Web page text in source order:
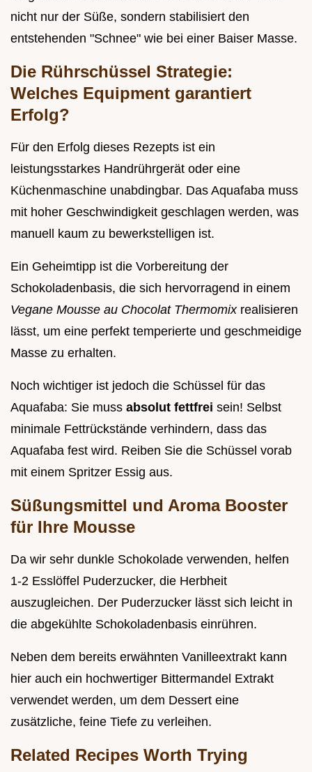
nicht nur der Süße, sondern stabilisiert den
entstehenden "Schnee" wie bei einer Baiser Masse.
Die Rührschüssel Strategie:
Welches Equipment garantiert
Erfolg?
Für den Erfolg dieses Rezepts ist ein
leistungsstarkes Handrührgerät oder eine
Küchenmaschine unabdingbar. Das Aquafaba muss
mit hoher Geschwindigkeit geschlagen werden, was
manuell kaum zu bewerkstelligen ist.
Ein Geheimtipp ist die Vorbereitung der
Schokoladenbasis, die sich hervorragend in einem
Vegane Mousse au Chocolat Thermomix realisieren
lässt, um eine perfekt temperierte und geschmeidige
Masse zu erhalten.
Noch wichtiger ist jedoch die Schüssel für das
Aquafaba: Sie muss absolut fettfrei sein! Selbst
minimale Fettrückstände verhindern, dass das
Aquafaba fest wird. Reiben Sie die Schüssel vorab
mit einem Spritzer Essig aus.
Süßungsmittel und Aroma Booster
für Ihre Mousse
Da wir sehr dunkle Schokolade verwenden, helfen
1-2 Esslöffel Puderzucker, die Herbheit
auszugleichen. Der Puderzucker lässt sich leicht in
die abgekühlte Schokoladenbasis einrühren.
Neben dem bereits erwähnten Vanilleextrakt kann
hier auch ein hochwertiger Bittermandel Extrakt
verwendet werden, um dem Dessert eine
zusätzliche, feine Tiefe zu verleihen.
Related Recipes Worth Trying